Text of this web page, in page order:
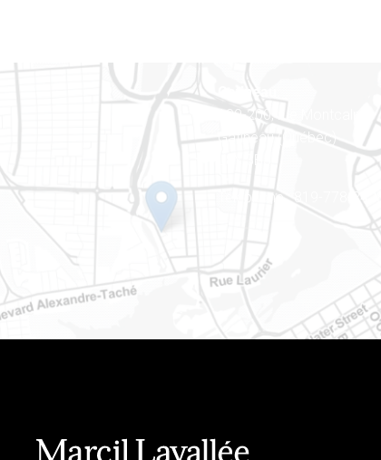
Gatineau
100-200, rue Montcalm
Gatineau (Québec)
J8Y 3B5
Téléphone : 819-778-2428